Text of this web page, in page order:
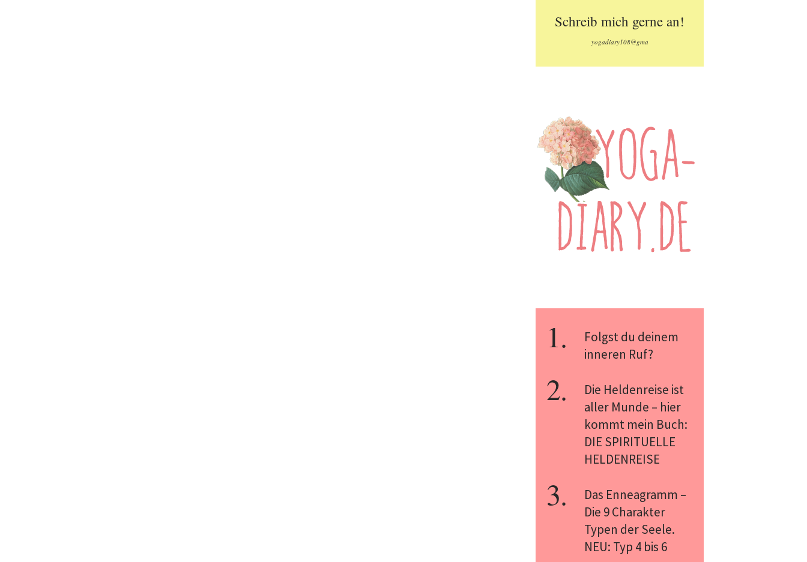
Schreib mich gerne an!
yogadiary108@gma
Folgst du deinem
inneren Ruf?
Die Heldenreise ist
aller Munde – hier
kommt mein Buch:
DIE SPIRITUELLE
HELDENREISE
Das Enneagramm –
Die 9 Charakter
Typen der Seele.
NEU: Typ 4 bis 6